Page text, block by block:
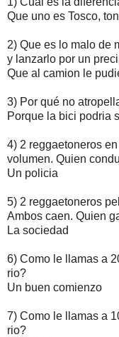
Que uno es Tosco,
2) Que es lo malo de
y lanzarlo por un
Que al camion le
3) Por qué no
Porque la bici podria
4) 2 reggaetoneros
volumen. Quien
Un policia
5) 2 reggaetoneros
Ambos caen. Quien
La sociedad
6) Como le llamas a
rio?
Un buen comienzo
7) Como le llamas a
rio?